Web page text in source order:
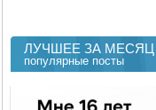
ЛУЧШЕЕ ЗА МЕСЯЦ
популярные посты